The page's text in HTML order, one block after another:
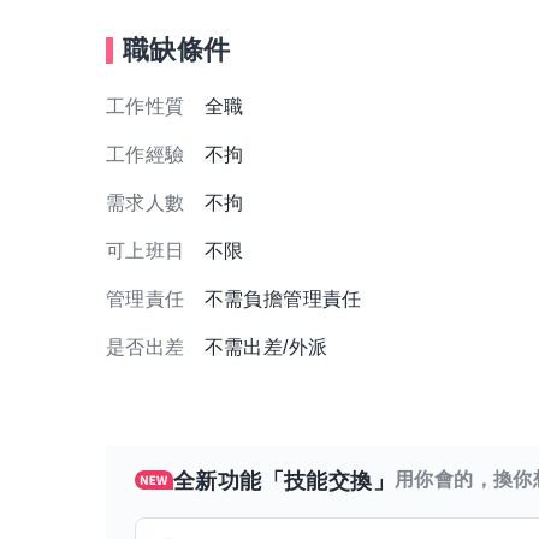
職缺條件
工作性質 全職
工作經驗 不拘
需求人數 不拘
可上班日 不限
管理責任 不需負擔管理責任
是否出差 不需出差/外派
全新功能「技能交換」 用你會的，換